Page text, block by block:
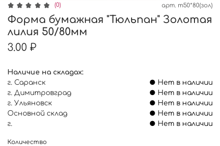
(0) арт. т50*80(зол)
Форма бумажная "Тюльпан" Золотая
лилия 50/80мм
3.00 ₽
Наличие на складах:
г. Саранск
● Нет в наличии
г. Димитровград
● Нет в наличии
г. Ульяновск
● Нет в наличии
Основной склад
● Нет в наличии
г.
● Нет в наличии
Количество